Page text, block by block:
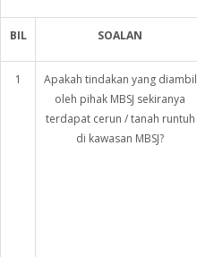
BIL SOALAN
1
Apakah tindakan yang diambil
oleh pihak MBSJ sekiranya
terdapat cerun / tanah runtuh
di kawasan MBSJ?